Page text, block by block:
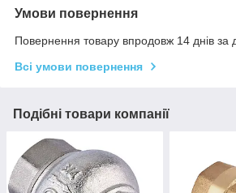
Умови повернення
Повернення товару впродовж 14 днів за
Всі умови повернення
Подібні товари компанії